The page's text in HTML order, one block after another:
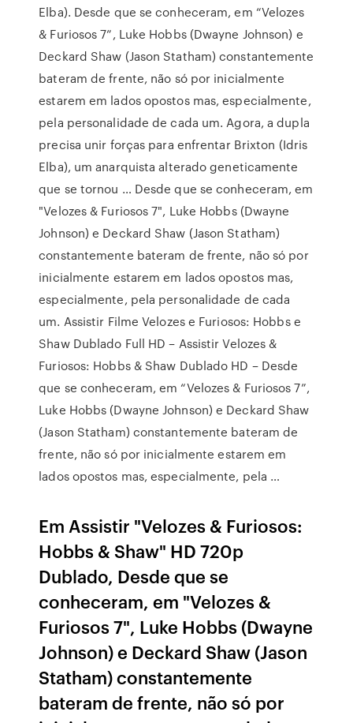
Elba). Desde que se conheceram, em “Velozes
& Furiosos 7”, Luke Hobbs (Dwayne Johnson) e
Deckard Shaw (Jason Statham) constantemente
bateram de frente, não só por inicialmente
estarem em lados opostos mas, especialmente,
pela personalidade de cada um. Agora, a dupla
precisa unir forças para enfrentar Brixton (Idris
Elba), um anarquista alterado geneticamente
que se tornou … Desde que se conheceram, em
"Velozes & Furiosos 7", Luke Hobbs (Dwayne
Johnson) e Deckard Shaw (Jason Statham)
constantemente bateram de frente, não só por
inicialmente estarem em lados opostos mas,
especialmente, pela personalidade de cada
um. Assistir Filme Velozes e Furiosos: Hobbs e
Shaw Dublado Full HD – Assistir Velozes &
Furiosos: Hobbs & Shaw Dublado HD – Desde
que se conheceram, em “Velozes & Furiosos 7”,
Luke Hobbs (Dwayne Johnson) e Deckard Shaw
(Jason Statham) constantemente bateram de
frente, não só por inicialmente estarem em
lados opostos mas, especialmente, pela …
Em Assistir "Velozes & Furiosos:
Hobbs & Shaw" HD 720p
Dublado, Desde que se
conheceram, em "Velozes &
Furiosos 7", Luke Hobbs (Dwayne
Johnson) e Deckard Shaw (Jason
Statham) constantemente
bateram de frente, não só por